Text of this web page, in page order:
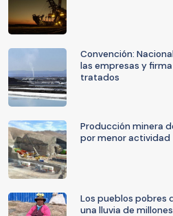
Convención:
las empresas y firma
tratados
Producción minera
por menor actividad
Los pueblos pobres
una lluvia de